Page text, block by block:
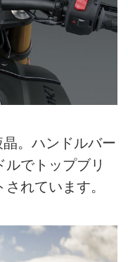
。ハンドルバー
でトップブリ
れています。